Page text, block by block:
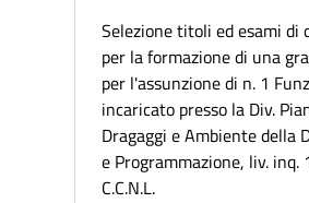
Selezione titoli ed esami di
per la formazione di una
per l'assunzione di n. 1
incaricato presso la Div.
Dragaggi e Ambiente della
e Programmazione, liv. inq.
C.C.N.L.